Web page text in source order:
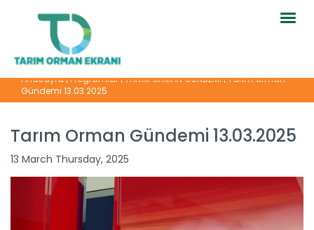
Anasayfa|Programlar|TARIM ORMAN GÜNDEMİ|Tarım Orman
Gündemi 13.03.2025
Tarım Orman Gündemi 13.03.2025
13 March Thursday, 2025